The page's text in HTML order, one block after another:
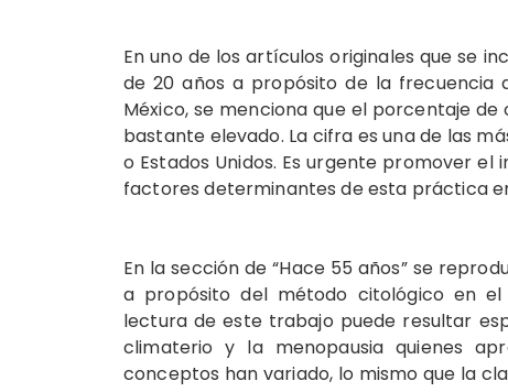
En uno de los artículos originales que se
de 20 años a propósito de la frecuencia
México, se menciona que el porcentaje
bastante elevado. La cifra es una de las
o Estados Unidos. Es urgente promover el
factores determinantes de esta práctica
En la sección de “Hace 55 años” se
a propósito del método citológico en
lectura de este trabajo puede resultar
climaterio y la menopausia quienes
conceptos han variado, lo mismo que la